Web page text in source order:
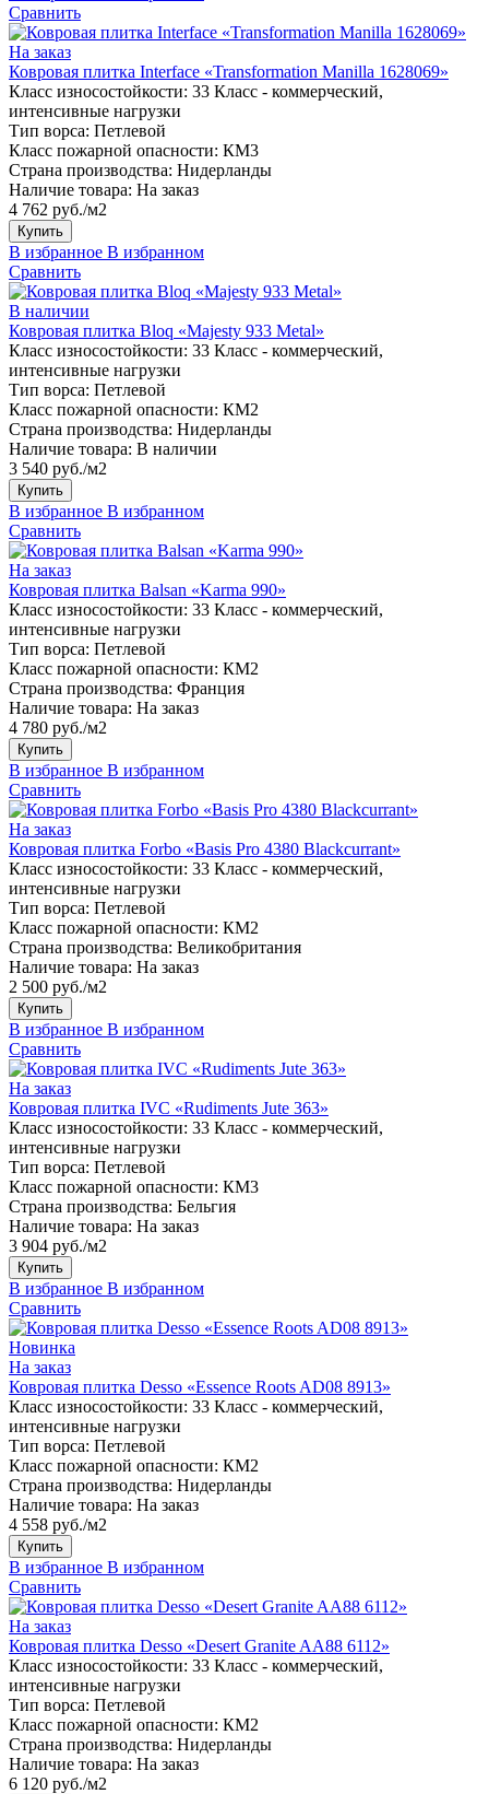
Сравнить
На заказ
Ковровая плитка Interface «Transformation Manilla 1628069»
Класс износостойкости: 33 Класс - коммерческий,
интенсивные нагрузки
Тип ворса: Петлевой
Класс пожарной опасности: КМ3
Страна производства: Нидерланды
Наличие товара: На заказ
4 762 руб./м2
Купить
В избранное В избранном
Сравнить
В наличии
Ковровая плитка Bloq «Majesty 933 Metal»
Класс износостойкости: 33 Класс - коммерческий,
интенсивные нагрузки
Тип ворса: Петлевой
Класс пожарной опасности: КМ2
Страна производства: Нидерланды
Наличие товара: В наличии
3 540 руб./м2
Купить
В избранное В избранном
Сравнить
На заказ
Ковровая плитка Balsan «Karma 990»
Класс износостойкости: 33 Класс - коммерческий,
интенсивные нагрузки
Тип ворса: Петлевой
Класс пожарной опасности: КМ2
Страна производства: Франция
Наличие товара: На заказ
4 780 руб./м2
Купить
В избранное В избранном
Сравнить
На заказ
Ковровая плитка Forbo «Basis Pro 4380 Blackcurrant»
Класс износостойкости: 33 Класс - коммерческий,
интенсивные нагрузки
Тип ворса: Петлевой
Класс пожарной опасности: КМ2
Страна производства: Великобритания
Наличие товара: На заказ
2 500 руб./м2
Купить
В избранное В избранном
Сравнить
На заказ
Ковровая плитка IVC «Rudiments Jute 363»
Класс износостойкости: 33 Класс - коммерческий,
интенсивные нагрузки
Тип ворса: Петлевой
Класс пожарной опасности: КМ3
Страна производства: Бельгия
Наличие товара: На заказ
3 904 руб./м2
Купить
В избранное В избранном
Сравнить
Новинка
На заказ
Ковровая плитка Desso «Essence Roots AD08 8913»
Класс износостойкости: 33 Класс - коммерческий,
интенсивные нагрузки
Тип ворса: Петлевой
Класс пожарной опасности: КМ2
Страна производства: Нидерланды
Наличие товара: На заказ
4 558 руб./м2
Купить
В избранное В избранном
Сравнить
На заказ
Ковровая плитка Desso «Desert Granite AA88 6112»
Класс износостойкости: 33 Класс - коммерческий,
интенсивные нагрузки
Тип ворса: Петлевой
Класс пожарной опасности: КМ2
Страна производства: Нидерланды
Наличие товара: На заказ
6 120 руб./м2